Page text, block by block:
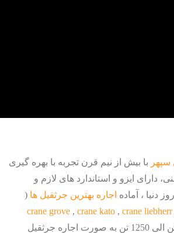
سپهر با بیش از نیم قرن تجربه با بهره گیری
دارای ایزو و استاندارد های لازم و
دنیا ، آماده اجاره بهترین جرثقیل ها (
crane grove , crane kato , crane liebherr
terex ) در تناژ های 3 تن الی 1250 تن به صورت اجاره جرثقیل